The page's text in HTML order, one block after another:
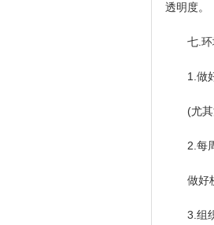
透明度。
七.环
1.做好
(尤其
2.每周
做好校
3.组织